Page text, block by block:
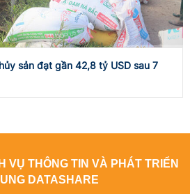
sản đạt gần 42,8 tỷ USD sau 7
VỤ THÔNG TIN VÀ PHÁT TRIỂN
DATASHARE